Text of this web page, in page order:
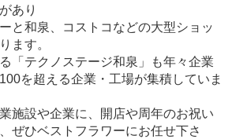
あり
と和泉、コストコなどの大型ショッ
ます。
「テクノステージ和泉」も年々企業
を超える企業・工場が集積していま
施設や企業に、開店や周年のお祝い
ぜひベストフラワーにお任せ下さ